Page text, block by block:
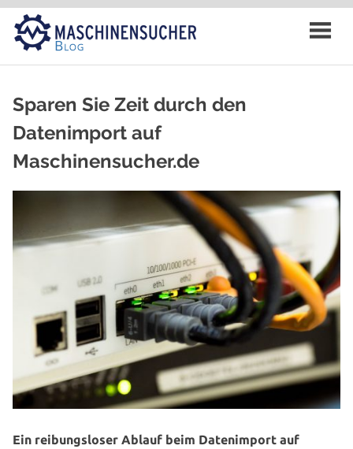
Zum
Inhalt
springen
Sparen Sie Zeit durch den
Datenimport auf
Maschinensucher.de
Ein rei­bungs­lo­ser Ablauf beim Daten­im­port auf